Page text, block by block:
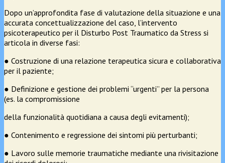
Dopo un’approfondita fase di valutazione della situazione e una
accurata concettualizzazione del caso, l’intervento
psicoterapeutico per il Disturbo Post Traumatico da Stress si
articola in diverse fasi:
● Costruzione di una relazione terapeutica sicura e collaborativa
per il paziente;
● Definizione e gestione dei problemi “urgenti” per la persona
(es. la compromissione
della funzionalità quotidiana a causa degli evitamenti);
● Contenimento e regressione dei sintomi più perturbanti;
● Lavoro sulle memorie traumatiche mediante una rivisitazione